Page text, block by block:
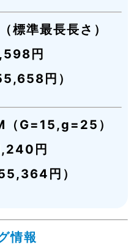
準最長長さ）
円
円）
G=15,g=25）
円
円）
情報